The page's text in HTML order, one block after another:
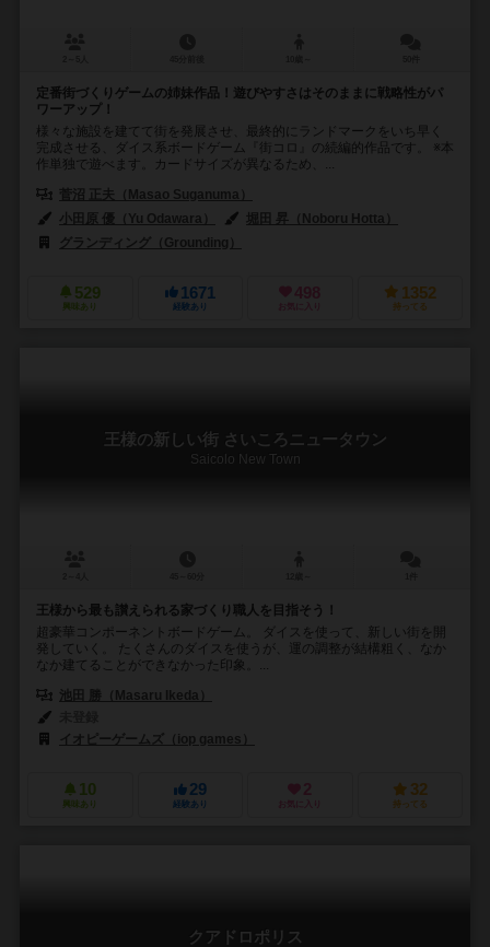
定番街づくりゲームの姉妹作品！遊びやすさはそのままに戦略性がパ
ワーアップ！
様々な施設を建てて街を発展させ、最終的にランドマークをいち早く
完成させる、ダイス系ボードゲーム『街コロ』の続編的作品です。 ※本
作単独で遊べます。カードサイズが異なるため、...
菅沼 正夫（Masao Suganuma）
小田原 優（Yu Odawara）
堀田 昇（Noboru Hotta）
グランディング（Grounding）
529
興味あり
1671
経験あり
498
お気に入り
1352
持ってる
王様の新しい街 さいころニュータウン
Saicolo New Town
王様から最も讃えられる家づくり職人を目指そう！
超豪華コンポーネントボードゲーム。 ダイスを使って、新しい街を開
発していく。 たくさんのダイスを使うが、運の調整が結構粗く、なか
なか建てることができなかった印象。...
池田 勝（Masaru Ikeda）
イオピーゲームズ（iop games）
10
興味あり
29
経験あり
2
お気に入り
32
持ってる
クアドロポリス